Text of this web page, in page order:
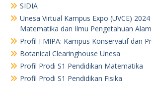
SIDIA
Unesa Virtual Kampus Expo (UVCE)
Matematika dan Ilmu Pengetahuan
Profil FMIPA: Kampus Konservatif dan
Botanical Clearinghouse Unesa
Profil Prodi S1 Pendidikan Matematika
Profil Prodi S1 Pendidikan Fisika